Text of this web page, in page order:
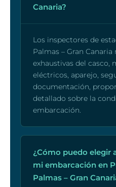
Canaria?
Los inspectores de
Palmas – Gran
exhaustivas del casco,
eléctricos, aparejo,
documentación,
detallado sobre la
embarcación.
¿Cómo puedo elegir
mi embarcación en
Palmas – Gran